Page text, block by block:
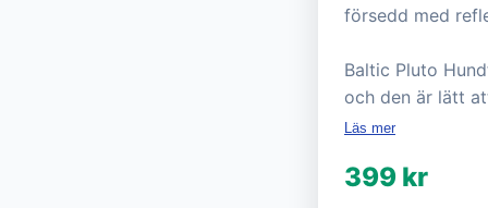
försedd med
Baltic Pluto
och den är lätt
Läs mer
399 kr